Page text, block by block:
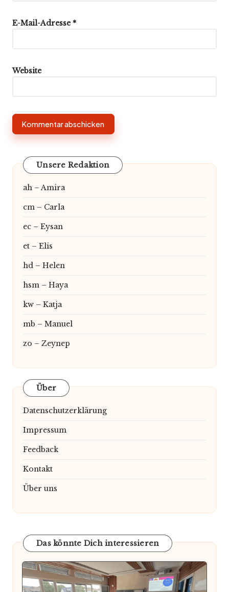
E-Mail-Adresse *
Website
Unsere Redaktion
ah – Amira
cm – Carla
ec – Eysan
et – Elis
hd – Helen
hsm – Haya
kw – Katja
mb – Manuel
zo – Zeynep
Über
Datenschutzerklärung
Impressum
Feedback
Kontakt
Über uns
Das könnte Dich interessieren